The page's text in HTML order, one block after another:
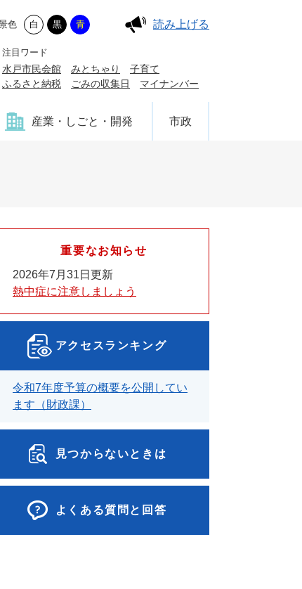
色 白 黒 青 読み上げる
注目ワード
水戸市民会館 みとちゃり
子育て
ふるさと納税
ごみの収集日 マイナンバー
産業・しごと・開発 市政
重要なお知らせ
2026年7月31日更新
熱中症に注意しましょう
アクセスランキング
令和7年度予算の概要を公開してい
ます（財政課）
見つからないときは
よくある質問と回答